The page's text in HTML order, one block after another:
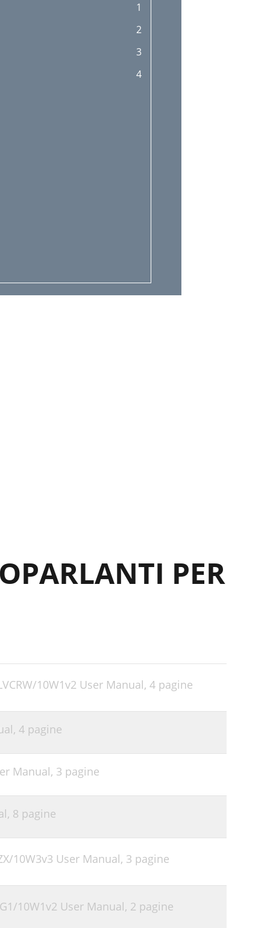
1
2
3
4
PER
10W1v2 User Manual, 4 pagine
4 pagine
Manual, 3 pagine
8 pagine
10W3v3 User Manual, 3 pagine
10W1v2 User Manual, 2 pagine